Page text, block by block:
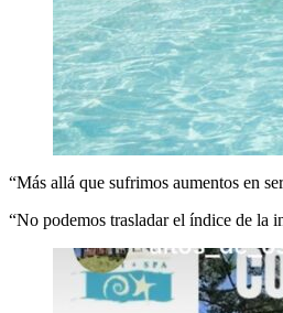
“Más allá que sufrimos aumentos en
“No podemos trasladar el índice de la